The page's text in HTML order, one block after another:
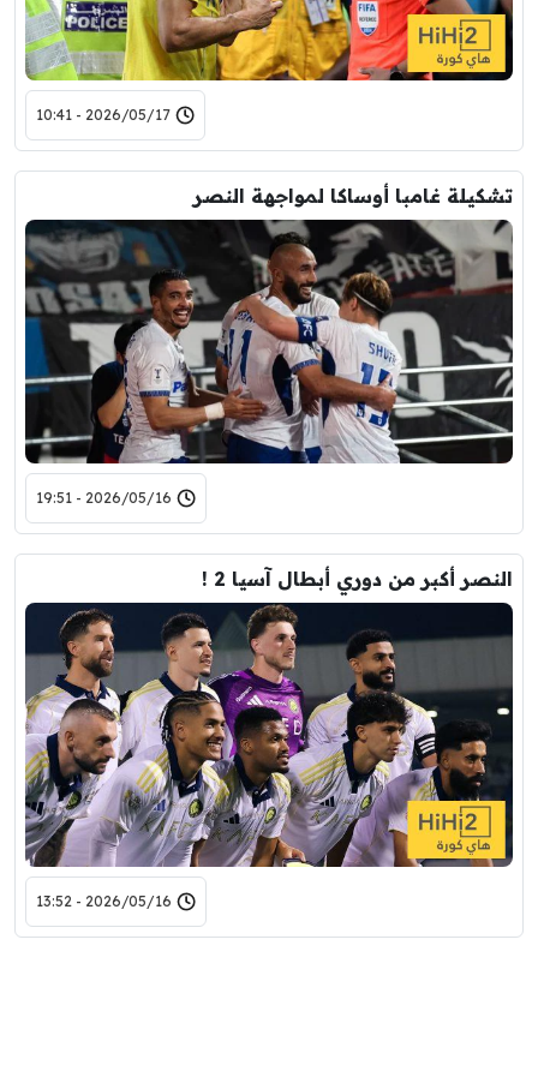
2026/05/17 - 10:41
تشكيلة غامبا أوساكا لمواجهة النصر
2026/05/16 - 19:51
النصر أكبر من دوري أبطال آسيا 2 !
2026/05/16 - 13:52